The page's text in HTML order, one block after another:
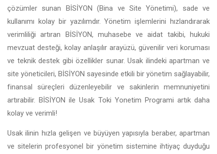
çözümler sunan BİSİYON (Bina ve Site Yönetimi), sade ve
kullanımı kolay bir yazılımdır. Yönetim işlemlerini hızlandırarak
verimliliği artıran BİSİYON, muhasebe ve aidat takibi, hukuki
mevzuat desteği, kolay anlaşılır arayüzü, güvenilir veri koruması
ve teknik destek gibi özellikler sunar. Usak ilindeki apartman ve
site yöneticileri, BİSİYON sayesinde etkili bir yönetim sağlayabilir,
finansal süreçleri düzenleyebilir ve sakinlerin memnuniyetini
artırabilir. BİSİYON ile Usak Toki Yonetim Programi artık daha
kolay ve verimli!
Usak ilinin hızla gelişen ve büyüyen yapısıyla beraber, apartman
ve sitelerin profesyonel bir yönetim sistemine ihtiyaç duyduğu